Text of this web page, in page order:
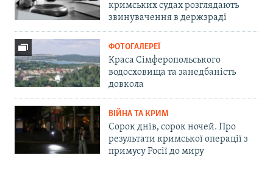
кримських судах розглядають
звинувачення в держзраді
ФОТОГАЛЕРЕЇ
Краса Сімферопольського
водосховища та занедбаність
довкола
ВІЙНА ТА КРИМ
Сорок днів, сорок ночей. Про
результати кримської операції з
примусу Росії до миру